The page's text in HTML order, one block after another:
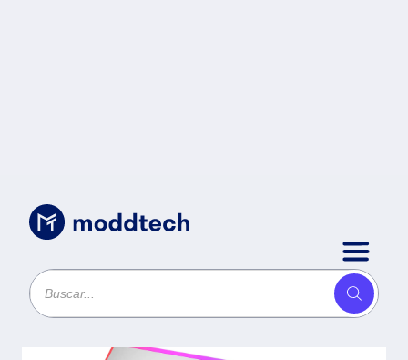
Sin categoría/ Memoria RAM PREDATOR
BL.9BWWR.365 - 64 GB, DDR5,
6400 MHz